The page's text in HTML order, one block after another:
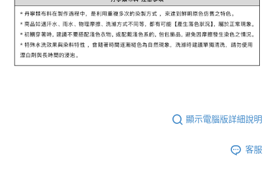
顯示電腦版詳細說明
客服